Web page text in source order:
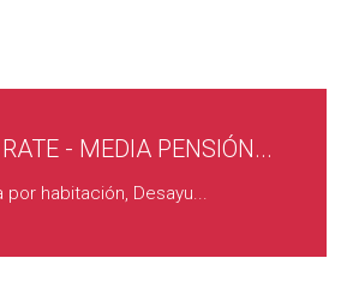
- MEDIA PENSIÓN...
por habitación, Desayu...